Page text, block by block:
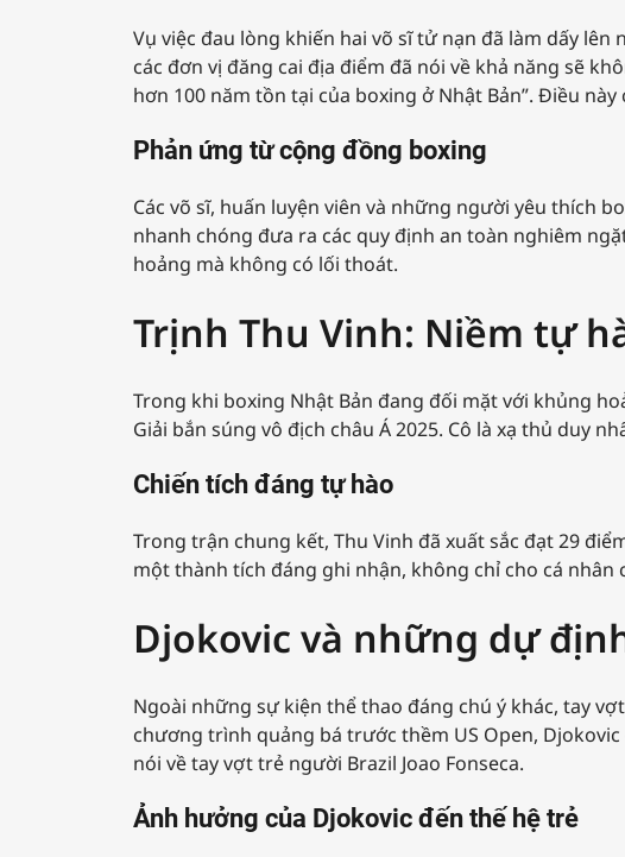
Vụ việc đau lòng khiến hai võ sĩ tử nạn đã làm dấy
các đơn vị đăng cai địa điểm đã nói về khả năng sẽ
hơn 100 năm tồn tại của boxing ở Nhật Bản”. Điều
Phản ứng từ cộng đồng boxing
Các võ sĩ, huấn luyện viên và những người yêu thích
nhanh chóng đưa ra các quy định an toàn nghiêm
hoảng mà không có lối thoát.
Trịnh Thu Vinh: Niềm tự
Trong khi boxing Nhật Bản đang đối mặt với khủng
Giải bắn súng vô địch châu Á 2025. Cô là xạ thủ duy
Chiến tích đáng tự hào
Trong trận chung kết, Thu Vinh đã xuất sắc đạt 29
một thành tích đáng ghi nhận, không chỉ cho cá nhân
Djokovic và những dự
Ngoài những sự kiện thể thao đáng chú ý khác, tay
chương trình quảng bá trước thềm US Open,
nói về tay vợt trẻ người Brazil Joao Fonseca.
Ảnh hưởng của Djokovic đến thế hệ trẻ